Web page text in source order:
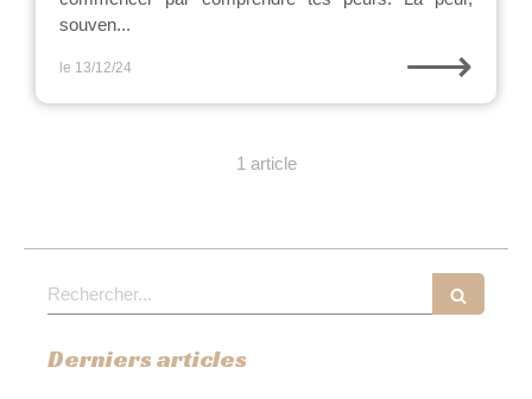
souven...
le 13/12/24 ⟶
1 article
Rechercher
Derniers articles